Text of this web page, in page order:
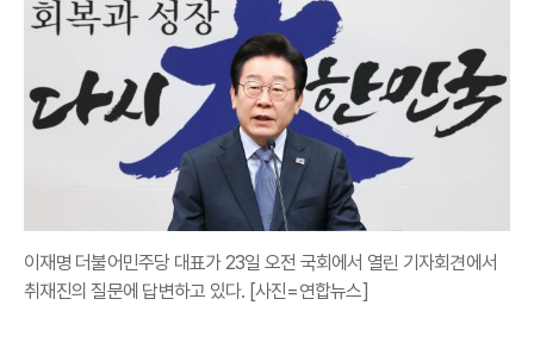
이재명 더불어민주당 대표가 23일 오전 국회에서 열린 기자회견에서
취재진의 질문에 답변하고 있다. [사진=연합뉴스]